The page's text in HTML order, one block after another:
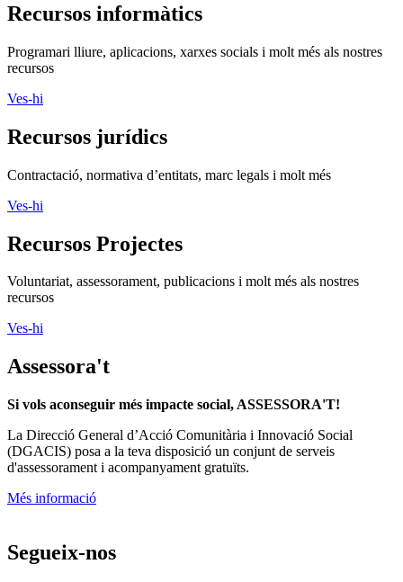
Recursos informàtics
Programari lliure, aplicacions, xarxes socials i molt més als nostres
recursos
Ves-hi
Recursos jurídics
Contractació, normativa d’entitats, marc legals i molt més
Ves-hi
Recursos Projectes
Voluntariat, assessorament, publicacions i molt més als nostres
recursos
Ves-hi
Assessora't
Si vols aconseguir més impacte social, ASSESSORA'T!
La Direcció General d’Acció Comunitària i Innovació Social
(DGACIS) posa a la teva disposició un conjunt de serveis
d'assessorament i acompanyament gratuïts.
Més informació
Segueix-nos